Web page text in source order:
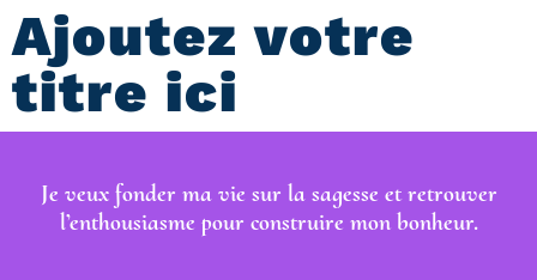
Ajoutez votre
titre ici
Je veux fonder ma vie sur la sagesse et retrouver
l’enthousiasme pour construire mon bonheur.